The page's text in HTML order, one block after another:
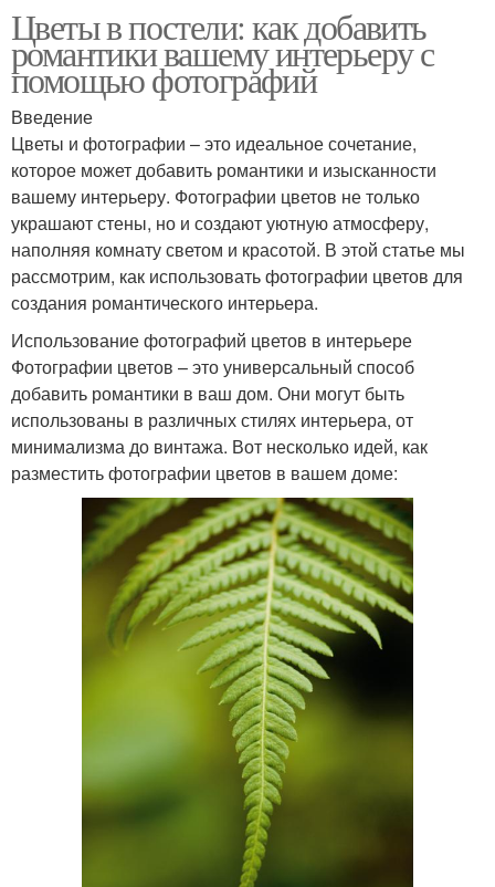
Цветы в постели: как добавить
романтики вашему интерьеру с
помощью фотографий
Введение
Цветы и фотографии – это идеальное сочетание,
которое может добавить романтики и изысканности
вашему интерьеру. Фотографии цветов не только
украшают стены, но и создают уютную атмосферу,
наполняя комнату светом и красотой. В этой статье мы
рассмотрим, как использовать фотографии цветов для
создания романтического интерьера.
Использование фотографий цветов в интерьере
Фотографии цветов – это универсальный способ
добавить романтики в ваш дом. Они могут быть
использованы в различных стилях интерьера, от
минимализма до винтажа. Вот несколько идей, как
разместить фотографии цветов в вашем доме: